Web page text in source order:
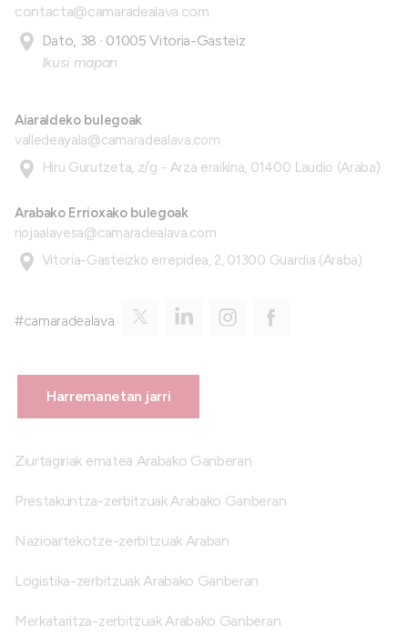
contacta@camaradealava.com
Dato, 38 · 01005 Vitoria-Gasteiz
Ikusi mapan
Aiaraldeko bulegoak
valledeayala@camaradealava.com
Hiru Gurutzeta, z/g - Arza eraikina, 01400 Laudio (Araba)
Arabako Errioxako bulegoak
riojaalavesa@camaradealava.com
Vitoria-Gasteizko errepidea, 2, 01300 Guardia (Araba)
#camaradealava
Harremanetan jarri
Ziurtagiriak ematea Arabako Ganberan
Prestakuntza-zerbitzuak Arabako Ganberan
Nazioartekotze-zerbitzuak Araban
Logistika-zerbitzuak Arabako Ganberan
Merkataritza-zerbitzuak Arabako Ganberan